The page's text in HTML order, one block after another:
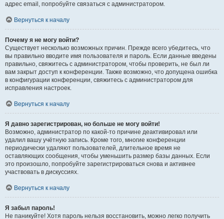
адрес email, попробуйте связаться с администратором.
Вернуться к началу
Почему я не могу войти?
Существует несколько возможных причин. Прежде всего убедитесь, что
вы правильно вводите имя пользователя и пароль. Если данные введены
правильно, свяжитесь с администратором, чтобы проверить, не был ли
вам закрыт доступ к конференции. Также возможно, что допущена ошибка
в конфигурации конференции, свяжитесь с администратором для
исправления настроек.
Вернуться к началу
Я давно зарегистрирован, но больше не могу войти!
Возможно, администратор по какой-то причине деактивировал или
удалил вашу учётную запись. Кроме того, многие конференции
периодически удаляют пользователей, длительное время не
оставляющих сообщения, чтобы уменьшить размер базы данных. Если
это произошло, попробуйте зарегистрироваться снова и активнее
участвовать в дискуссиях.
Вернуться к началу
Я забыл пароль!
Не паникуйте! Хотя пароль нельзя восстановить, можно легко получить